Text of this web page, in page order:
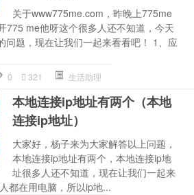
关于www775me.com，昨晚上775me
775 me他呀这个很多人还不知道，今天
问题，现在让我们一起来看看吧！ 1、应
0 321 生活助理
本地连接ip地址有两个（本地
连接ip地址）
大家好，杨子来为大家解答以上问题，
本地连接ip地址有两个，本地连接ip地
址很多人还不知道，现在让我们一起来
都在用电脑，所以ip地...